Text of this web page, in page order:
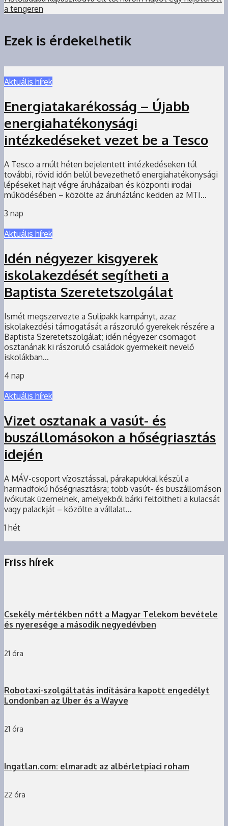
a tengeren
Ezek is érdekelhetik
Aktuális hírek
Energiatakarékosság – Újabb
energiahatékonysági
intézkedéseket vezet be a Tesco
A Tesco a múlt héten bejelentett intézkedéseken túl
további, rövid időn belül bevezethető energiahatékonysági
lépéseket hajt végre áruházaiban és központi irodai
működésében – közölte az áruházlánc kedden az MTI...
3 nap
Aktuális hírek
Idén négyezer kisgyerek
iskolakezdését segítheti a
Baptista Szeretetszolgálat
Ismét megszervezte a Sulipakk kampányt, azaz
iskolakezdési támogatását a rászoruló gyerekek részére a
Baptista Szeretetszolgálat; idén négyezer csomagot
osztanának ki rászoruló családok gyermekeit nevelő
iskolákban...
4 nap
Aktuális hírek
Vizet osztanak a vasút- és
buszállomásokon a hőségriasztás
idején
A MÁV-csoport vízosztással, párakapukkal készül a
harmadfokú hőségriasztásra; több vasút- és buszállomáson
ivókutak üzemelnek, amelyekből bárki feltöltheti a kulacsát
vagy palackját – közölte a vállalat...
1 hét
Friss hírek
Csekély mértékben nőtt a Magyar Telekom bevétele
és nyeresége a második negyedévben
21 óra
Robotaxi-szolgáltatás indítására kapott engedélyt
Londonban az Uber és a Wayve
21 óra
Ingatlan.com: elmaradt az albérletpiaci roham
22 óra